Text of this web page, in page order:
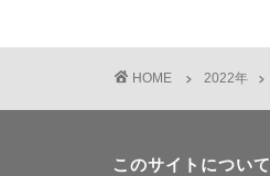
HOME 2022年
このサイトについて